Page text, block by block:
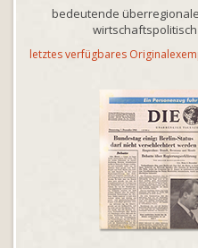
bedeutende
letztes verfügbares